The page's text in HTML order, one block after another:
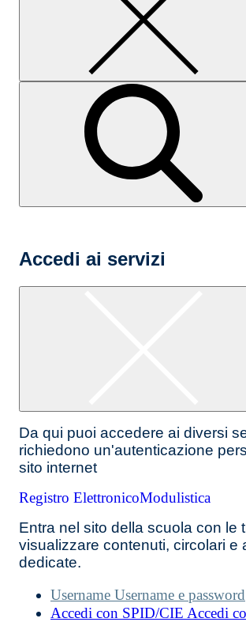
Accedi ai servizi
Da qui puoi accedere ai diversi
richiedono un'autenticazione
sito internet
Registro ElettronicoModulistica
Entra nel sito della scuola con le
visualizzare contenuti, circolari e
dedicate.
Username Username e password
Accedi con SPID/CIE Accedi